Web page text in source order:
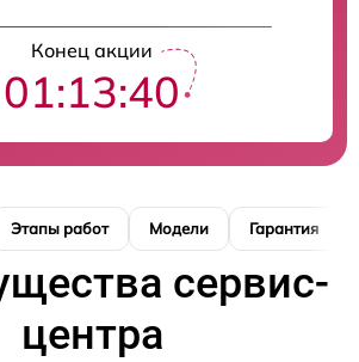
Конец акции
01:13:39
Этапы работ Модели Гарантия
сервис-
центра